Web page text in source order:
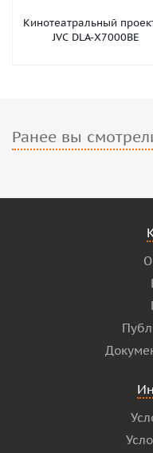
Кинотеатральный
JVC DLA-X7000BE
Ранее вы